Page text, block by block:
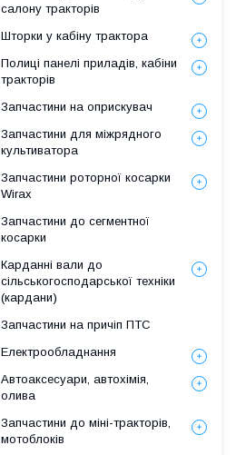
салону тракторів
Шторки у кабіну трактора
Полиці панелі приладів, кабіни
тракторів
Запчастини на оприскувач
Запчастини для міжрядного
культиватора
Запчастини роторної косарки
Wirax
Запчастини до сегментної
косарки
Карданні вали до
сільськогосподарської техніки
(кардани)
Запчастини на причіп ПТС
Електрообладнання
Автоаксесуари, автохімія,
олива
Запчастини до міні-тракторів,
мотоблоків